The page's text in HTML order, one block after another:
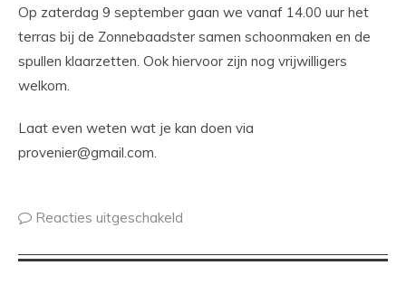
Op zaterdag 9 september gaan we vanaf 14.00 uur het
terras bij de Zonnebaadster samen schoonmaken en de
spullen klaarzetten. Ook hiervoor zijn nog vrijwilligers
welkom.
Laat even weten wat je kan doen via
provenier@gmail.com.
Reacties uitgeschakeld